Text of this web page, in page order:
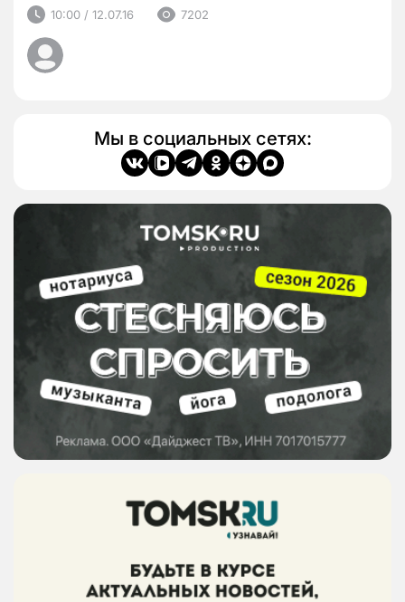
10:00 / 12.07.16 7202
Мы в социальных сетях: